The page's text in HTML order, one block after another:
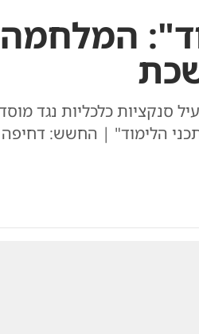
המלחמה
סנקציות כלכליות נגד
הלימוד" | החשש: